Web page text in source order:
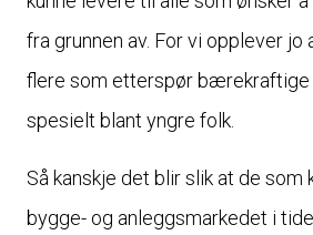
fra grunnen av. For vi opplever jo
flere som etterspør bærekraftige
spesielt blant yngre folk.
Så kanskje det blir slik at de som
bygge- og anleggsmarkedet i